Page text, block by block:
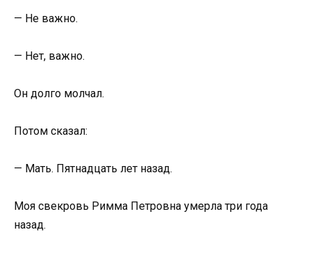
— Не важно.
— Нет, важно.
Он долго молчал.
Потом сказал:
— Мать. Пятнадцать лет назад.
Моя свекровь Римма Петровна умерла три года
назад.